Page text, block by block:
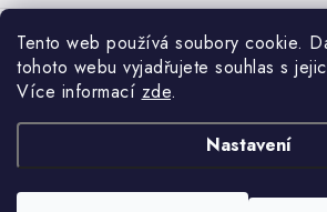
Tento web používá soubory cookie.
tohoto webu vyjadřujete souhlas s
Více informací zde.
Nastavení
Prodejna
Rady a tipy
vzduchotechnika-ventilace.